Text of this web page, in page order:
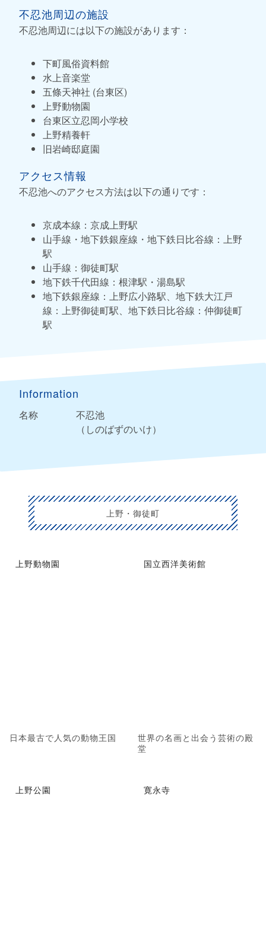
不忍池周辺の施設
不忍池周辺には以下の施設があります：
下町風俗資料館
水上音楽堂
五條天神社 (台東区)
上野動物園
台東区立忍岡小学校
上野精養軒
旧岩崎邸庭園
アクセス情報
不忍池へのアクセス方法は以下の通りです：
京成本線：京成上野駅
山手線・地下鉄銀座線・地下鉄日比谷線：上野
駅
山手線：御徒町駅
地下鉄千代田線：根津駅・湯島駅
地下鉄銀座線：上野広小路駅、地下鉄大江戸
線：上野御徒町駅、地下鉄日比谷線：仲御徒町
駅
Information
名称
不忍池
（しのばずのいけ）
上野・御徒町
上野動物園
日本最古で人気の動物王国
国立西洋美術館
世界の名画と出会う芸術の殿
堂
上野公園 寛永寺